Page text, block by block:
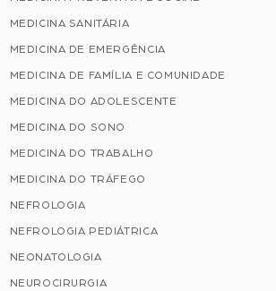
MEDICINA SANITÁRIA
MEDICINA DE EMERGÊNCIA
MEDICINA DE FAMÍLIA E COMUNIDADE
MEDICINA DO ADOLESCENTE
MEDICINA DO SONO
MEDICINA DO TRABALHO
MEDICINA DO TRÁFEGO
NEFROLOGIA
NEFROLOGIA PEDIÁTRICA
NEONATOLOGIA
NEUROCIRURGIA